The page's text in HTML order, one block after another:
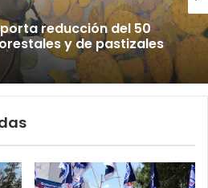
reducción del 50
y de pastizales